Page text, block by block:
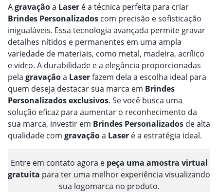
Agravaçãoa Laser é a técnica perfeita para criar
Brindes Personalizados com precisão e sofisticação
inigualáveis. Essa tecnologia avançada permite gravar
detalhes nítidos e permanentes em uma ampla
variedade de materiais, como metal, madeira, acrílico
e vidro. A durabilidade e a elegância proporcionadas
pela gravaçãoa Laserfazem dela a escolha ideal para
quem deseja destacar sua marca em Brindes
Personalizadosexclusivos. Se você busca uma
solução eficaz para aumentar o reconhecimento da
sua marca, investir em Brindes Personalizados de alta
qualidade com gravaçãoa Laser é a estratégia ideal.
Entre em contato agora e peça uma amostra virtual
gratuita para ter uma melhor experiência visualizando
sua logomarca no produto.